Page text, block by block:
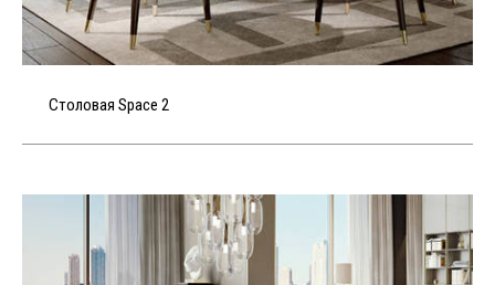
Столовая Space 2